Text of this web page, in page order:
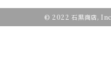
© 2022 石黒商店,